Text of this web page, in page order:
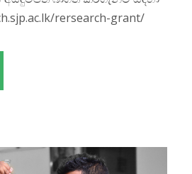
rersearch-grant/